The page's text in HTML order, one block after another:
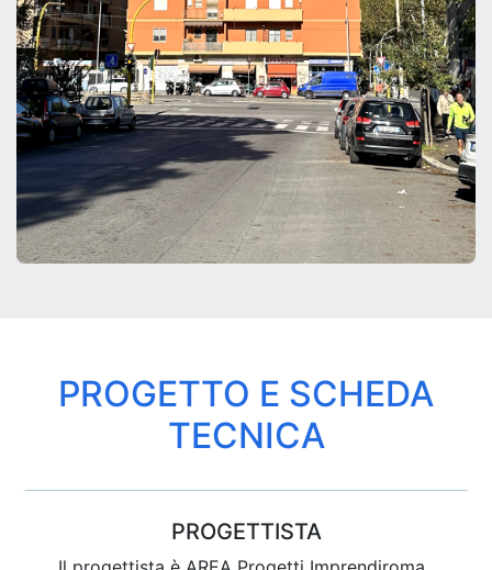
PROGETTO E SCHEDA
TECNICA
PROGETTISTA